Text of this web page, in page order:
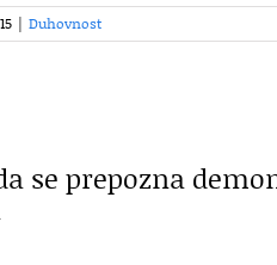
| Duhovnost
se prepozna